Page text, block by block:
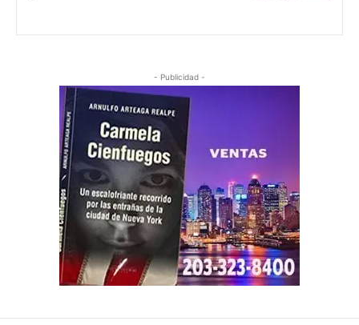
- Publicidad -